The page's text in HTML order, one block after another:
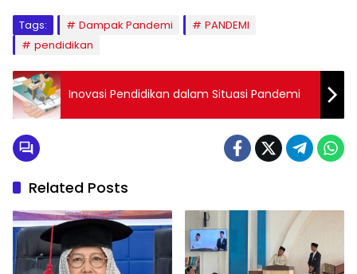
Tags: Dampak Pandemi
PANDEMI
pendidikan
Inovasi Pendidikan dalam Situasi Pandemi
Related Posts